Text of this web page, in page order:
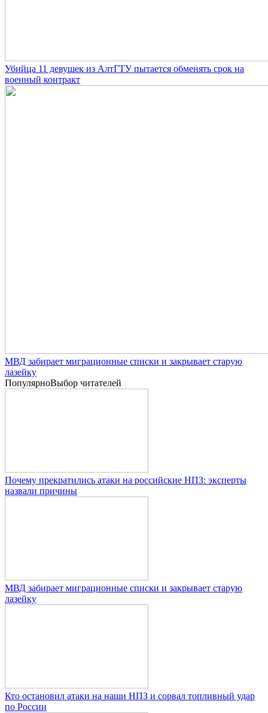
Убийца 11 девушек из АлтГТУ пытается обменять срок на
военный контракт
МВД забирает миграционные списки и закрывает старую
лазейку
ПопулярноВыбор читателей
Почему прекратились атаки на российские НПЗ: эксперты
назвали причины
МВД забирает миграционные списки и закрывает старую
лазейку
Кто остановил атаки на наши НПЗ и сорвал топливный удар
по России